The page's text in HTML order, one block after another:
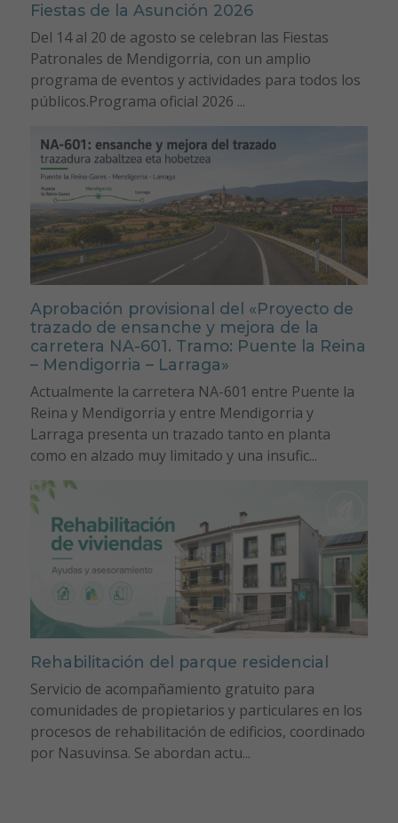
Fiestas de la Asunción 2026
Del 14 al 20 de agosto se celebran las Fiestas
Patronales de Mendigorria, con un amplio
programa de eventos y actividades para todos los
públicos.Programa oficial 2026 ...
Aprobación provisional del «Proyecto de
trazado de ensanche y mejora de la
carretera NA-601. Tramo: Puente la Reina
– Mendigorria – Larraga»
Actualmente la carretera NA-601 entre Puente la
Reina y Mendigorria y entre Mendigorria y
Larraga presenta un trazado tanto en planta
como en alzado muy limitado y una insufic...
Rehabilitación del parque residencial
Servicio de acompañamiento gratuito para
comunidades de propietarios y particulares en los
procesos de rehabilitación de edificios, coordinado
por Nasuvinsa. Se abordan actu...